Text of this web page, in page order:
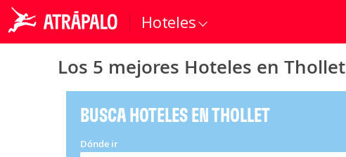
Hoteles
Los 5 mejores Hoteles en Thollet
BUSCA HOTELES EN THOLLET
Dónde ir